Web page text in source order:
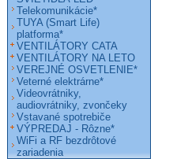
Telekomunikácie*
TUYA (Smart Life)
platforma*
VENTILÁTORY CATA
VENTILÁTORY NA LETO
VEREJNÉ OSVETLENIE*
Veterné elektrárne*
Videovrátniky,
audiovrátniky, zvončeky
Vstavané spotrebiče
VÝPREDAJ - Rôzne*
WiFi a RF bezdrôtové
zariadenia